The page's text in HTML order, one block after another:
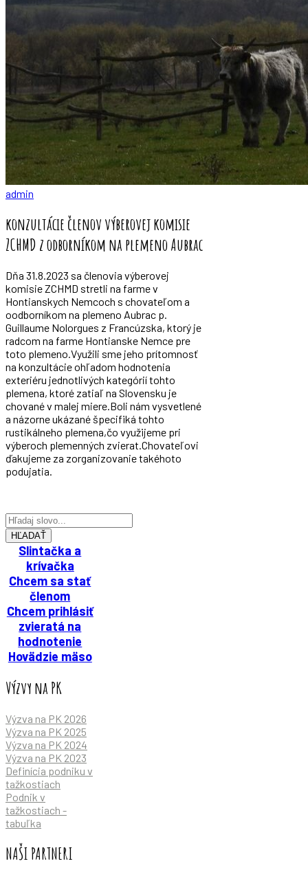
admin
konzultácie členov výberovej komisie
ZCHMD z odborníkom na plemeno Aubrac
Dňa 31.8.2023 sa členovia výberovej
komisie ZCHMD stretli na farme v
Hontianskych Nemcoch s chovateľom a
oodborníkom na plemeno Aubrac p.
Guillaume Nolorgues z Francúzska, ktorý je
radcom na farme Hontianske Nemce pre
toto plemeno.Využili sme jeho prítomnosť
na konzultácie ohľadom hodnotenia
exteriéru jednotlivých kategórií tohto
plemena, ktoré zatiaľ na Slovensku je
chované v malej miere.Boli nám vysvetlené
a názorne ukázané špecifiká tohto
rustikálneho plemena,čo využijeme pri
výberoch plemenných zvierat.Chovateľovi
ďakujeme za zorganizovanie takéhoto
podujatia.
HĽADAŤ
Slintačka a
krívačka
Chcem sa stať
členom
Chcem prihlásiť
zvieratá na
hodnotenie
Hovädzie mäso
Výzvy na PK
Výzva na PK 2026
Výzva na PK 2025
Výzva na PK 2024
Výzva na PK 2023
Definícia podniku v
tažkostiach
Podnik v
tažkostiach -
tabuľka
NAŠI PARTNERI